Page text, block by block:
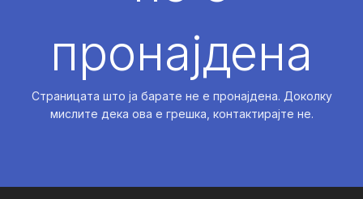
пронајдена
Страницата што ја барате не е пронајдена. Доколку
мислите дека ова е грешка, контактирајте не.